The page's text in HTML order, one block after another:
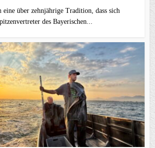
eine über zehnjährige Tradition, dass sich
des Bayerischen...